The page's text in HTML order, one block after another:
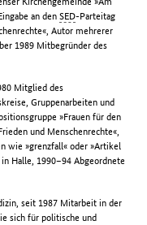
an denSED-Parteitag
Autor mehrerer
1989 Mitbegründer des
Mitglied des
Gruppenarbeiten und
»Frauen für den
und Menschenrechte«,
wie »grenzfall« oder »Artikel
in Halle, 1990–94 Abgeordnete
seit 1987 Mitarbeit in der
sich für politische und